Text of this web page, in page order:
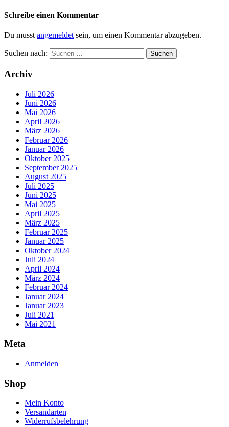
Schreibe einen Kommentar
Du musst angemeldet sein, um einen Kommentar abzugeben.
Suchen nach:
Archiv
Juli 2026
Juni 2026
Mai 2026
April 2026
März 2026
Februar 2026
Januar 2026
Oktober 2025
September 2025
August 2025
Juli 2025
Juni 2025
Mai 2025
April 2025
März 2025
Februar 2025
Januar 2025
Oktober 2024
Juli 2024
April 2024
März 2024
Februar 2024
Januar 2024
Januar 2023
Juli 2021
Mai 2021
Meta
Anmelden
Shop
Mein Konto
Versandarten
Widerrufsbelehrung